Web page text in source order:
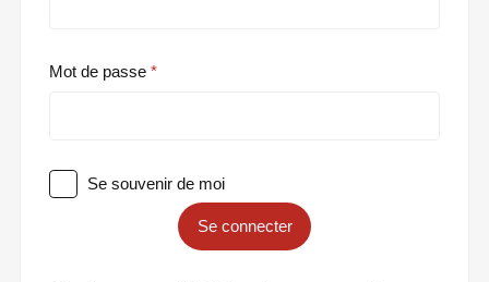
Mot de passe
Se souvenir de moi
Se connecter